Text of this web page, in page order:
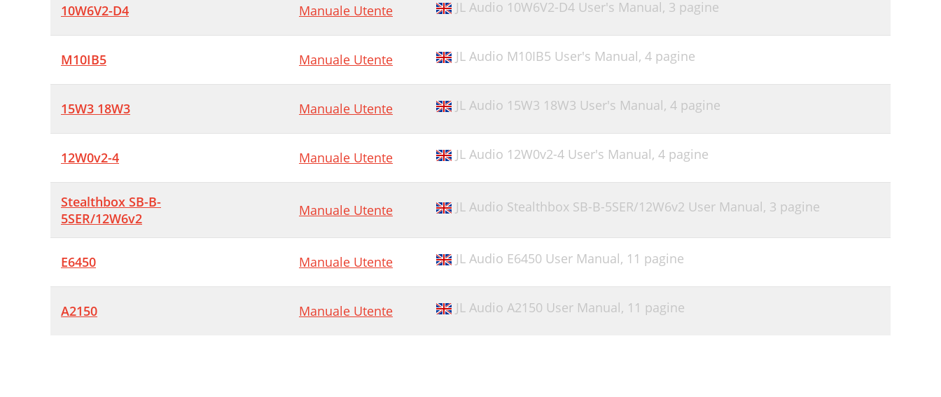
10W6V2-D4 Manuale Utente JL Audio 10W6V2-D4 User's Manual, 3 pagine
M10IB5 Manuale Utente JL Audio M10IB5 User's Manual, 4 pagine
15W3 18W3 Manuale Utente JL Audio 15W3 18W3 User's Manual, 4 pagine
12W0v2-4 Manuale Utente JL Audio 12W0v2-4 User's Manual, 4 pagine
Stealthbox SB-B-
5SER/12W6v2
Manuale Utente JL Audio Stealthbox SB-B-5SER/12W6v2 User Manual, 3 pagine
E6450 Manuale Utente JL Audio E6450 User Manual, 11 pagine
A2150 Manuale Utente JL Audio A2150 User Manual, 11 pagine